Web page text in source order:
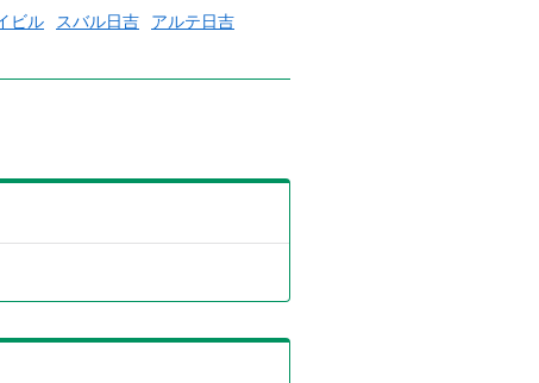
ビル スバル日吉
アルテ日吉